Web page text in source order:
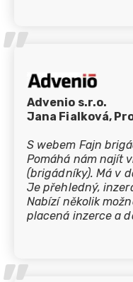
’’
Advenio s.r.o.
Jana Fialková,
S webem Fajn
Pomáhá nám najít
(brigádníky). Má v
Je přehledný,
Nabízí několik
placená inzerce a
Topování Vám